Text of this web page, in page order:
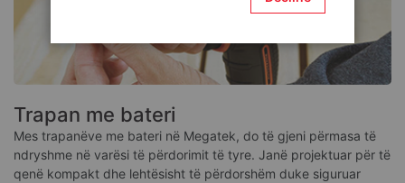
Trapan me bateri
Mes trapanëve me bateri në Megatek, do të gjeni përmasa të
ndryshme në varësi të përdorimit të tyre. Janë projektuar për të
qenë kompakt dhe lehtësisht të përdorshëm duke siguruar